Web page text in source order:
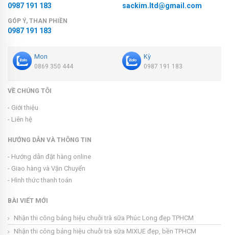
0987 191 183 sackim.ltd@gmail.com
GÓP Ý, THAN PHIỀN
0987 191 183
Mon
0869 350 444
Kỳ
0987 191 183
VỀ CHÚNG TÔI
- Giới thiệu
- Liên hệ
HƯỚNG DẪN VÀ THÔNG TIN
- Hướng dẫn đặt hàng online
- Giao hàng và Vận Chuyển
- Hình thức thanh toán
BÀI VIẾT MỚI
Nhận thi công bảng hiệu chuỗi trà sữa Phúc Long đẹp TPHCM
Nhận thi công bảng hiệu chuỗi trà sữa MIXUE đẹp, bền TPHCM